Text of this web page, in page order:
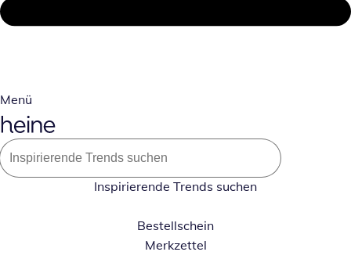
Menü
Inspirierende Trends suchen
Bestellschein
Merkzettel